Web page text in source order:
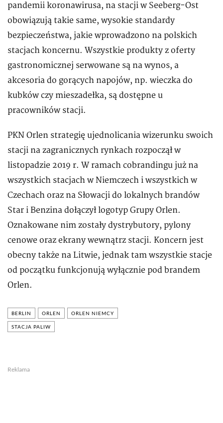
pandemii koronawirusa, na stacji w Seeberg-Ost
obowiązują takie same, wysokie standardy
bezpieczeństwa, jakie wprowadzono na polskich
stacjach koncernu. Wszystkie produkty z oferty
gastronomicznej serwowane są na wynos, a
akcesoria do gorących napojów, np. wieczka do
kubków czy mieszadełka, są dostępne u
pracowników stacji.
PKN Orlen strategię ujednolicania wizerunku swoich
stacji na zagranicznych rynkach rozpoczął w
listopadzie 2019 r. W ramach cobrandingu już na
wszystkich stacjach w Niemczech i wszystkich w
Czechach oraz na Słowacji do lokalnych brandów
Star i Benzina dołączył logotyp Grupy Orlen.
Oznakowane nim zostały dystrybutory, pylony
cenowe oraz ekrany wewnątrz stacji. Koncern jest
obecny także na Litwie, jednak tam wszystkie stacje
od początku funkcjonują wyłącznie pod brandem
Orlen.
BERLIN ORLEN ORLEN NIEMCY
STACJA PALIW
Reklama